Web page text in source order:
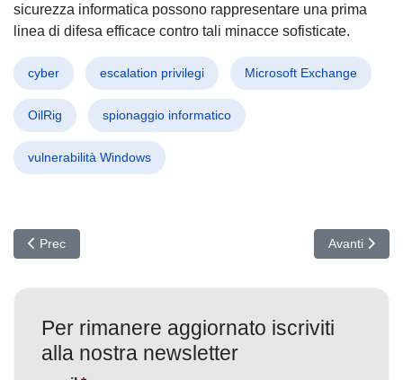
sicurezza informatica possono rappresentare una prima
linea di difesa efficace contro tali minacce sofisticate.
cyber escalation privilegi Microsoft Exchange
OilRig spionaggio informatico
vulnerabilità Windows
Articolo precedente: Cyberattacco da 243 Milioni: il Crimine Che
Prec Articolo
Avanti
Per rimanere aggiornato iscriviti
alla nostra newsletter